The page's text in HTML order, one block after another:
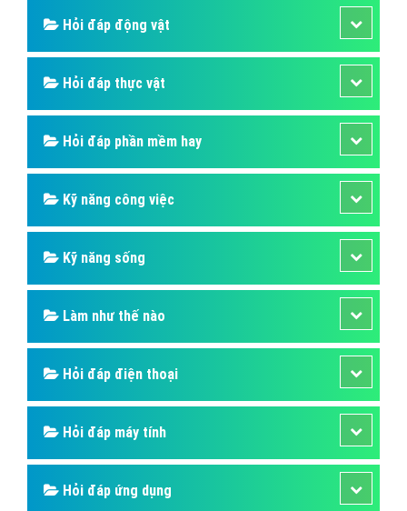
Hỏi đáp động vật
Hỏi đáp thực vật
Hỏi đáp phần mềm hay
Kỹ năng công việc
Kỹ năng sống
Làm như thế nào
Hỏi đáp điện thoại
Hỏi đáp máy tính
Hỏi đáp ứng dụng